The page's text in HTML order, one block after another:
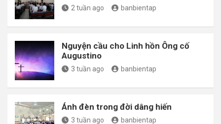
2 tuần ago banbientap
Nguyện cầu cho Linh hồn Ông cố
Augustino
3 tuần ago banbientap
Ánh đèn trong đời dâng hiến
3 tuần ago banbientap